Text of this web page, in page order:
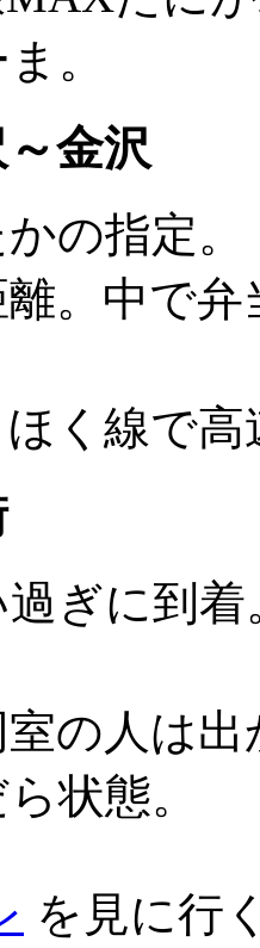
。
金沢
の指定。
離。中で
く線で
過ぎに到
室の人は
状態。
を見に行